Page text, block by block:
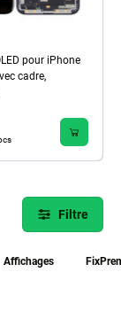
pour iPhone
cadre,
Filtre
Affichages